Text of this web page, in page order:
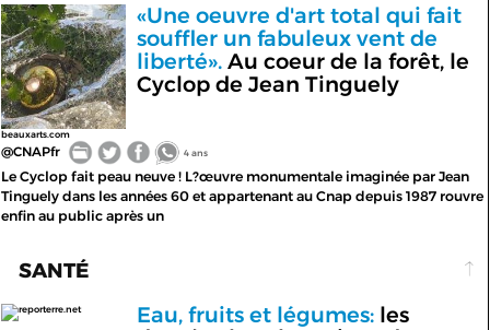
beauxarts.com
«Une oeuvre d'art total qui fait
souffler un fabuleux vent de
liberté».Au coeur de la forêt, le
Cyclop de Jean Tinguely
@CNAPfr 4 ans
Le Cyclop fait peau neuve ! L?œuvre monumentale imaginée par Jean
Tinguely dans les années 60 et appartenant au Cnap depuis 1987 rouvre
enfin au public après un
SANTÉ
reporterre.net Eau, fruits et légumes:les